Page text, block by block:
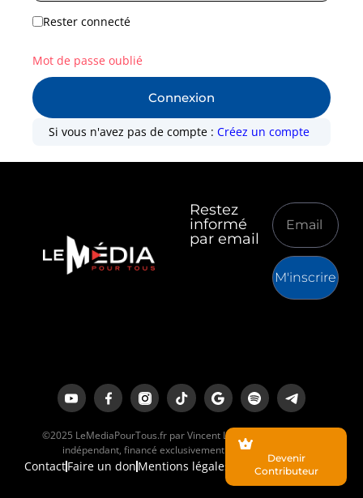
Rester connecté
Connexion
Mot de passe oublié
Si vous n'avez pas de compte :Créez un compte
Restez
informé
par email
M'inscrire
©2025 LeMediaPourTous.fr par Vincent Lapierre est un média
indépendant, financé exclusivement par ses lecteurs.
ContactFaire un don Mentions légales
Devenir
Contributeur